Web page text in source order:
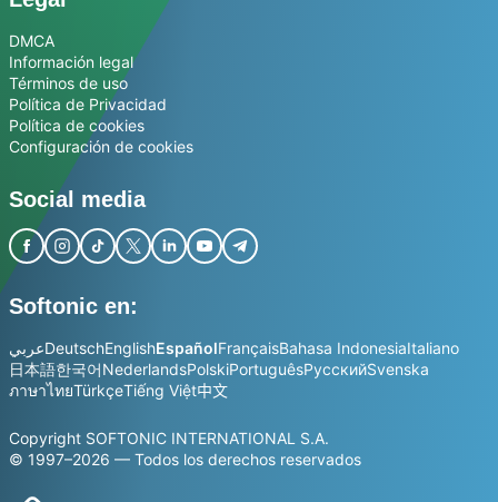
DMCA
Información legal
Términos de uso
Política de Privacidad
Política de cookies
Configuración de cookies
Social media
Softonic en:
عربيDeutschEnglishEspañolFrançaisBahasa IndonesiaItaliano
日本語한국어NederlandsPolskiPortuguêsРусскийSvenska
ภาษาไทยTürkçeTiếng Việt中文
Copyright SOFTONIC INTERNATIONAL S.A.
© 1997–2026 — Todos los derechos reservados